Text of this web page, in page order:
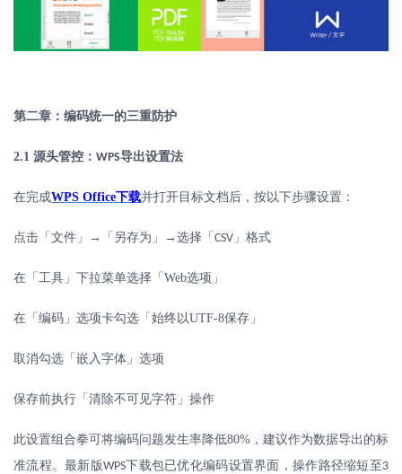
第二章：编码统一的三重防护
2.1 源头管控： WPS导出设置法
在完成WPS Office下载并打开目标文档后，按以下步骤设置：
点击「文件」 →「另存为」→选择「 CSV 」格式
在「工具」下拉菜单选择「 Web选项」
在「编码」选项卡勾选「始终以UTF-8保存」
取消勾选「嵌入字体」选项
保存前执行「清除不可见字符」操作
此设置组合拳可将编码问题发生率降低80% ，建议作为数据导出的标
准流程。最新版WPS下载包已优化编码设置界面，操作路径缩短至3